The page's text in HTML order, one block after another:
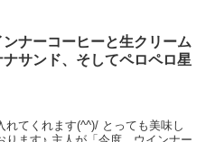
ンナーコーヒーと生クリーム
ナサンド、そしてペロペロ星
てくれます(^^)/ とっても美味し